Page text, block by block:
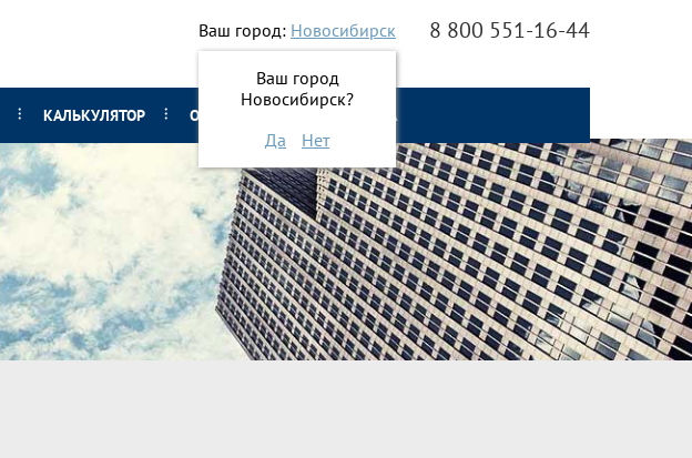
Ваш город: Новосибирск
Ваш город
Новосибирск?
Да
Нет
8 800 551-16-44
КАЛЬКУЛЯТОР О НАС ОНЛАЙН ЗАЯВКА